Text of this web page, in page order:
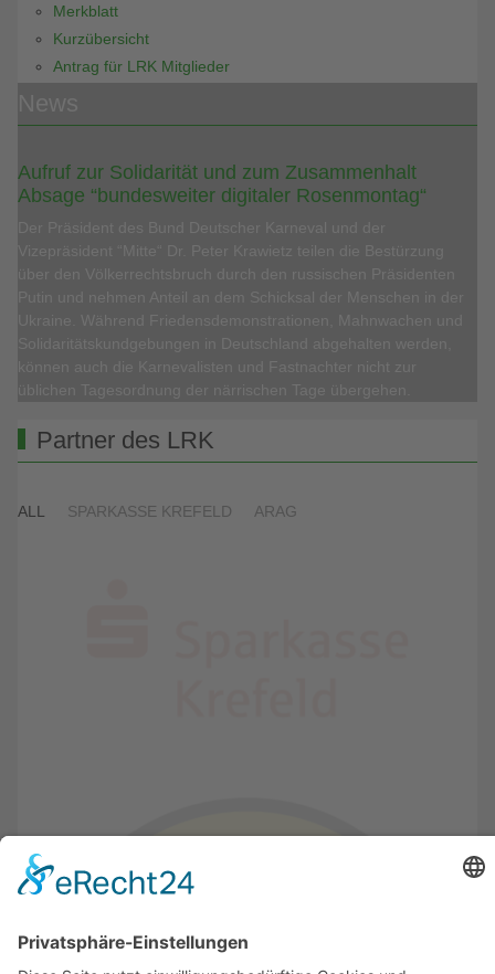
Merkblatt
Kurzübersicht
Antrag für LRK Mitglieder
Aufruf zur Solidarität und zum Zusammenhalt
Absage “bundesweiter digitaler Rosenmontag“
Partner des LRK
ALL SPARKASSE KREFELD ARAG